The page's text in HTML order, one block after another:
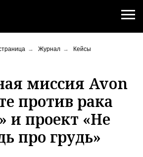
→ Журнал → Кейсы
миссия Avon
против рака
и проект «Не
про грудь»